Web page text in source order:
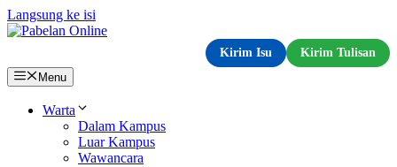
Langsung ke isi
Kirim Isu
Kirim Tulisan
Menu
Warta
Dalam Kampus
Luar Kampus
Wawancara